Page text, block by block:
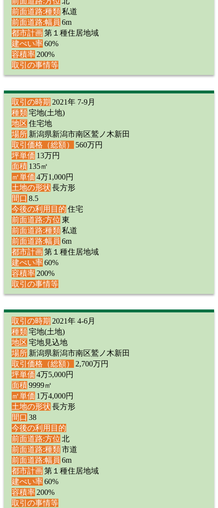
前面道路:種類 私道
前面道路:幅員 6m
都市計画 第１種住居地域
建ぺい率60%
容積率200%
取引の事情等
取引の時期 2021年 7-9月
種類 宅地(土地)
地区 住宅地
場所 新潟県新潟市南区鷲ノ木新田
取引価格（総額）
560万円
坪単価 13万円
面積 135㎡
㎡単価 4万1,000円
土地の形状 長方形
間口 8.5
今後の利用目的 住宅
前面道路:方位 東
前面道路:種類 私道
前面道路:幅員 6m
都市計画 第１種住居地域
建ぺい率60%
容積率200%
取引の事情等
取引の時期 2021年 4-6月
種類 宅地(土地)
地区 宅地見込地
場所 新潟県新潟市南区鷲ノ木新田
取引価格（総額）
2,700万円
坪単価 4万5,000円
面積9999㎡
㎡単価 1万4,000円
土地の形状 長方形
間口 38
今後の利用目的
前面道路:方位 北
前面道路:種類 市道
前面道路:幅員 6m
都市計画 第１種住居地域
建ぺい率60%
容積率200%
取引の事情等